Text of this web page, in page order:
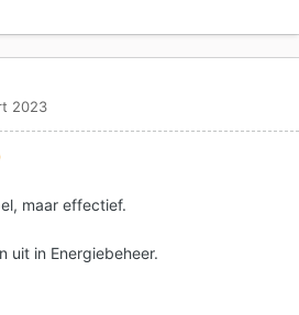
2023
maar effectief.
uit in Energiebeheer.